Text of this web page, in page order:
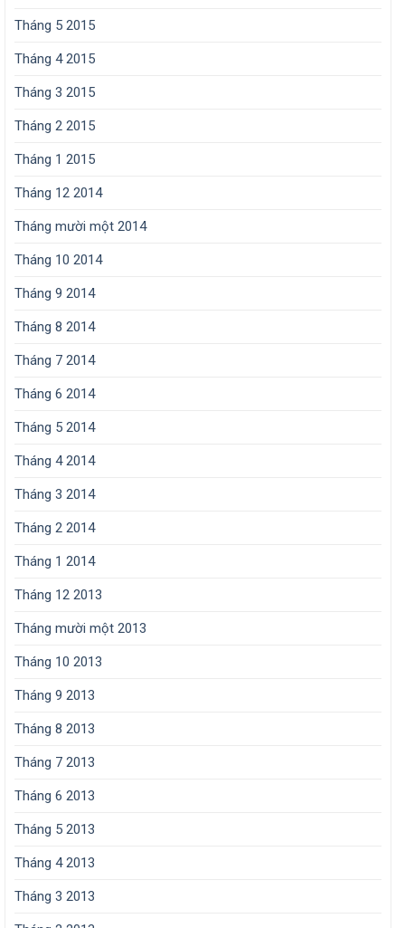
Tháng 5 2015
Tháng 4 2015
Tháng 3 2015
Tháng 2 2015
Tháng 1 2015
Tháng 12 2014
Tháng mười một 2014
Tháng 10 2014
Tháng 9 2014
Tháng 8 2014
Tháng 7 2014
Tháng 6 2014
Tháng 5 2014
Tháng 4 2014
Tháng 3 2014
Tháng 2 2014
Tháng 1 2014
Tháng 12 2013
Tháng mười một 2013
Tháng 10 2013
Tháng 9 2013
Tháng 8 2013
Tháng 7 2013
Tháng 6 2013
Tháng 5 2013
Tháng 4 2013
Tháng 3 2013